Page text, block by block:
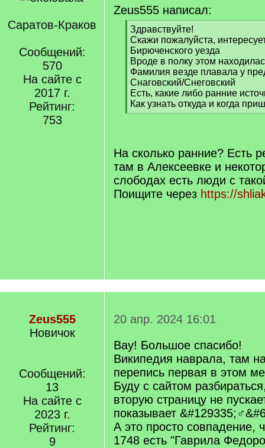
Саратов-Краков
Сообщений:
570
На сайте с
2017 г.
Рейтинг:
753
Zeus555 написал:
[
q
]
Здравствуйте!
Скажи пожалуйста,
Бирюченского уезда
Вроде в полку этом
Фамилия везде плавала у
Снаговский/Снеговский
Есть, какие либо ранние
Как узнать откуда и когда
[
На сколько ранние? Есть
там в Алексеевке и
слободах есть люди с
Поищите через https://
Zeus555
Новичок
Сообщений:
13
На сайте с
2023 г.
Рейтинг:
9
20 апр. 2024 16:01
Вау! Большое спасибо!
Википедия наврала, там
перепись первая в этом
Буду с сайтом
вторую страницу не
показывает
А это просто совпадение,
1748 есть "Гаврила